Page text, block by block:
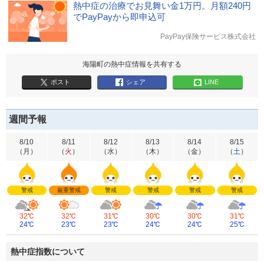
熱中症の治療でお見舞い金1万円。月額240円
でPayPayから即申込可
PayPay保険サービス株式会社
海陽町の熱中症情報を共有する
ポスト シェア LINE
週間予報
8/10
（ 月 ）
警戒
32℃
24℃
8/11
（ 火 ）
厳重警戒
32℃
23℃
8/12
（水）
警戒
31℃
23℃
8/13
（木）
警戒
30℃
24℃
8/14
（金）
警戒
30℃
24℃
8/15
（土）
警戒
31℃
25℃
熱中症指数について